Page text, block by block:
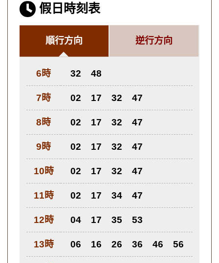
假日時刻表
順行方向 逆行方向
6時 32 48
7時 02 17 32 47
8時 02 17 32 47
9時 02 17 32 47
10時 02 17 32 47
11時 02 17 34 47
12時 04 17 35 53
13時 06 16 26 36 46 56